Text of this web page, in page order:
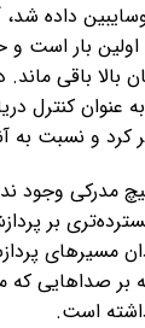
داده شد،
اولین بار است
باقی ماند.
کنترل
کرد و نسبت به
مدرکی وجود
بر
مسیرهای
صداهایی که
است.